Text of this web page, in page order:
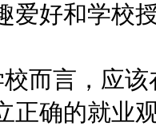
爱好和学校
言，应该
正确的就业